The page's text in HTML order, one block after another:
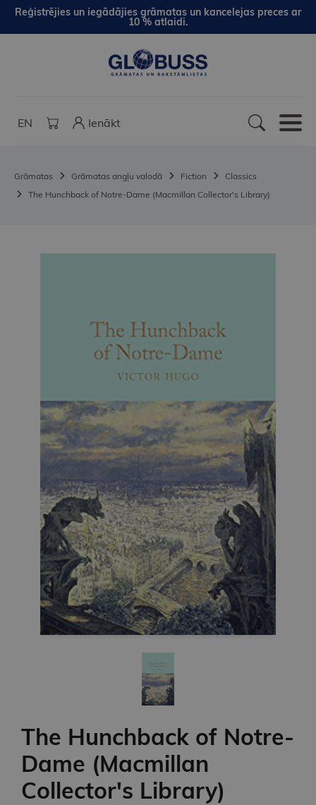
Reģistrējies un iegādājies grāmatas un kancelejas preces ar
10 % atlaidi.
EN Ienākt
Grāmatas Grāmatas angļu valodā Fiction
Classics
The Hunchback of Notre-Dame (Macmillan Collector's Library)
The Hunchback of Notre-
Dame (Macmillan
Collector's Library)